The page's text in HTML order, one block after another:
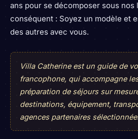
ans pour se décomposer sous nos
conséquent : Soyez un modèle et
des autres avec vous.
Villa Catherine est un guide de
francophone, qui accompagne
préparation de séjours sur
destinations, équipement,
agences partenaires